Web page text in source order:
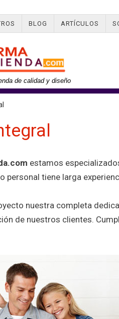
BLOG ARTÍCULOS
de calidad y diseño
estamos
personal tiene larga
nuestra completa
de nuestros clientes.